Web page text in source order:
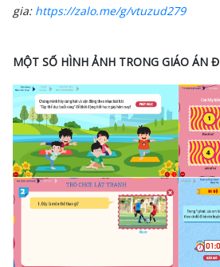
gia: https://zalo.me/g/vtuzud279
MỘT SỐ HÌNH ẢNH TRONG GIÁO ÁN